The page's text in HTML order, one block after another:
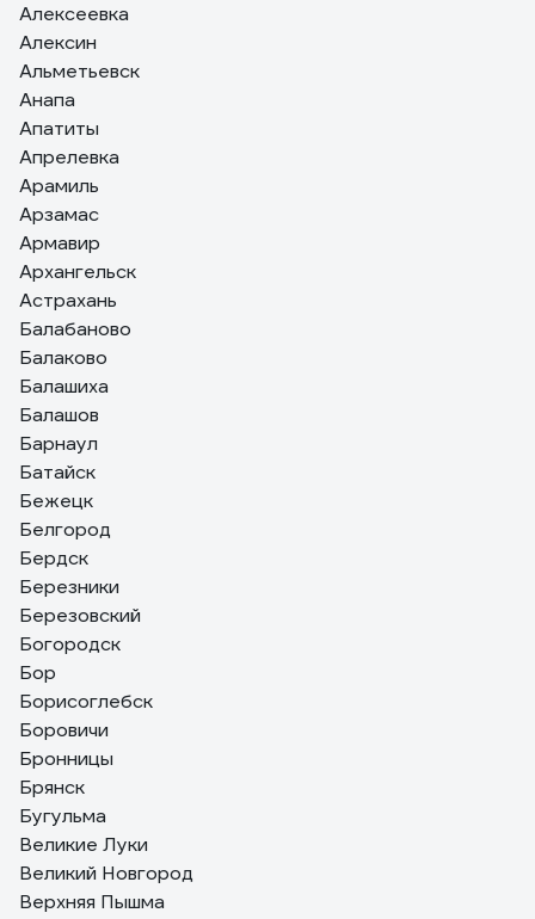
Алексеевка
Алексин
Альметьевск
Анапа
Апатиты
Апрелевка
Арамиль
Арзамас
Армавир
Архангельск
Астрахань
Балабаново
Балаково
Балашиха
Балашов
Барнаул
Батайск
Бежецк
Белгород
Бердск
Березники
Березовский
Богородск
Бор
Борисоглебск
Боровичи
Бронницы
Брянск
Бугульма
Великие Луки
Великий Новгород
Верхняя Пышма